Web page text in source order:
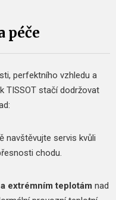
péče
perfektního vzhledu a
TISSOT stačí dodržovat
navštěvujte servis kvůli
chodu.
extrémním teplotám nad